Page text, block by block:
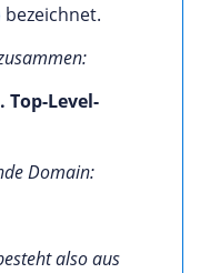
bezeichnet.
Top-Level-
Domain:
also aus